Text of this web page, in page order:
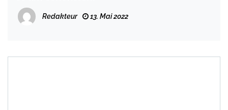
Redakteur 13. Mai 2022